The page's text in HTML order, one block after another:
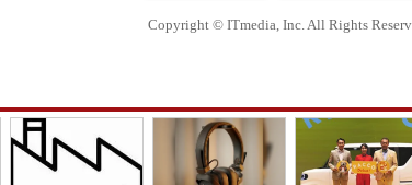
Copyright © ITmedia, Inc. All Rights